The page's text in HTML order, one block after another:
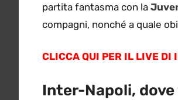
partita fantasma con la
compagni, nonché a quale
CLICCA QUI PER IL LIVE DI
Inter-Napoli,